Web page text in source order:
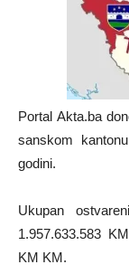
Portal Akta.ba
sanskom
godini.
Ukupan
1.957.633.583
KM KM.